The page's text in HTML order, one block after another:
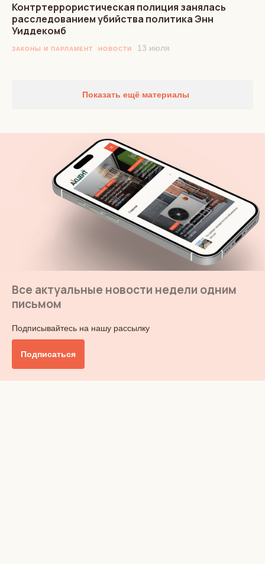
Контртеррористическая полиция занялась
расследованием убийства политика Энн
Уиддекомб
ЗАКОНЫ И ПАРЛАМЕНТ НОВОСТИ 13 июля
Показать ещё материалы
Все актуальные новости недели одним
письмом
Подписывайтесь на нашу рассылку
Подписаться